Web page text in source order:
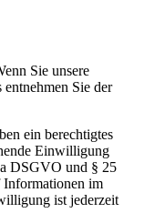
Sie unsere
Sie der
ein berechtigtes
Einwilligung
DSGVO und § 25
im
ist jederzeit